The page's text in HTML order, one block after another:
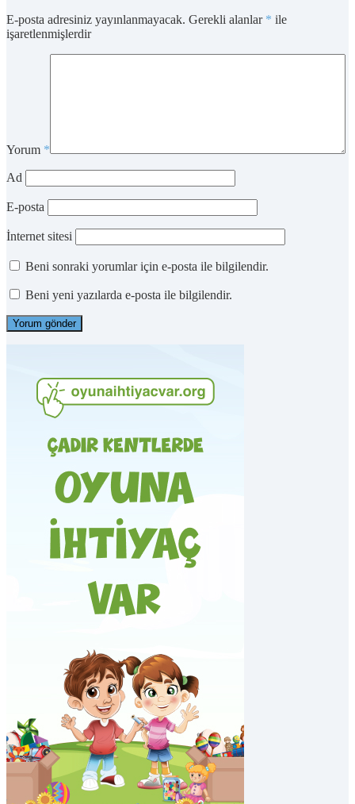
E-posta adresiniz yayınlanmayacak. Gerekli alanlar * ile
işaretlenmişlerdir
Yorum *
Ad
E-posta
İnternet sitesi
Beni sonraki yorumlar için e-posta ile bilgilendir.
Beni yeni yazılarda e-posta ile bilgilendir.